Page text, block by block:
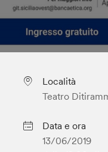
Località
Teatro
Data e ora
13/06/2019